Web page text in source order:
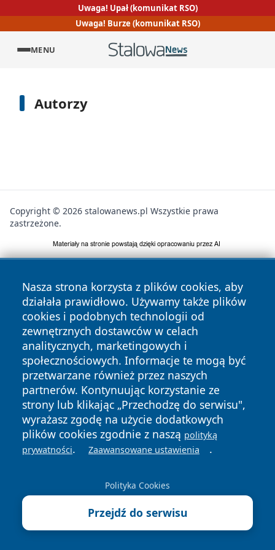
Uwaga! Upał (komunikat RSO)
Uwaga! Burze (komunikat RSO)
MENU
Autorzy
Nasza strona korzysta z plików cookies, aby
działała prawidłowo. Używamy także plików
cookies i podobnych technologii od
zewnętrznych dostawców w celach
analitycznych, marketingowych i
społecznościowych. Informacje te mogą być
przetwarzane również przez naszych
partnerów. Kontynuując korzystanie ze
strony lub klikając „Przechodzę do serwisu",
wyrażasz zgodę na użycie dodatkowych
plików cookies zgodnie z naszą polityką
prywatności. Zaawansowane ustawienia .
Polityka Cookies
Przejdź do serwisu
Copyright © 2026 stalowanews.pl Wszystkie prawa
zastrzeżone.
Prywatności
Cookies